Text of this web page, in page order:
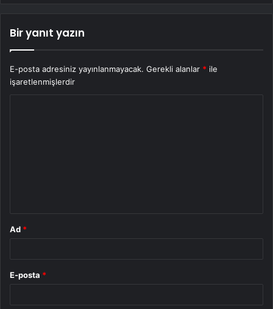
Bir yanıt yazın
E-posta adresiniz yayınlanmayacak. Gerekli alanlar * ile
işaretlenmişlerdir
Ad *
E-posta *